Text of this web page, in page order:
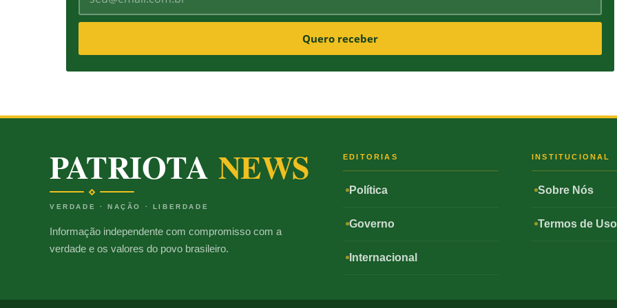
Quero receber
PATRIOTA NEWS
VERDADE · NAÇÃO · LIBERDADE
Informação independente com compromisso com a
verdade e os valores do povo brasileiro.
EDITORIAS
Política
Governo
Internacional
INSTITUCIONAL
Sobre Nós
Termos de Uso